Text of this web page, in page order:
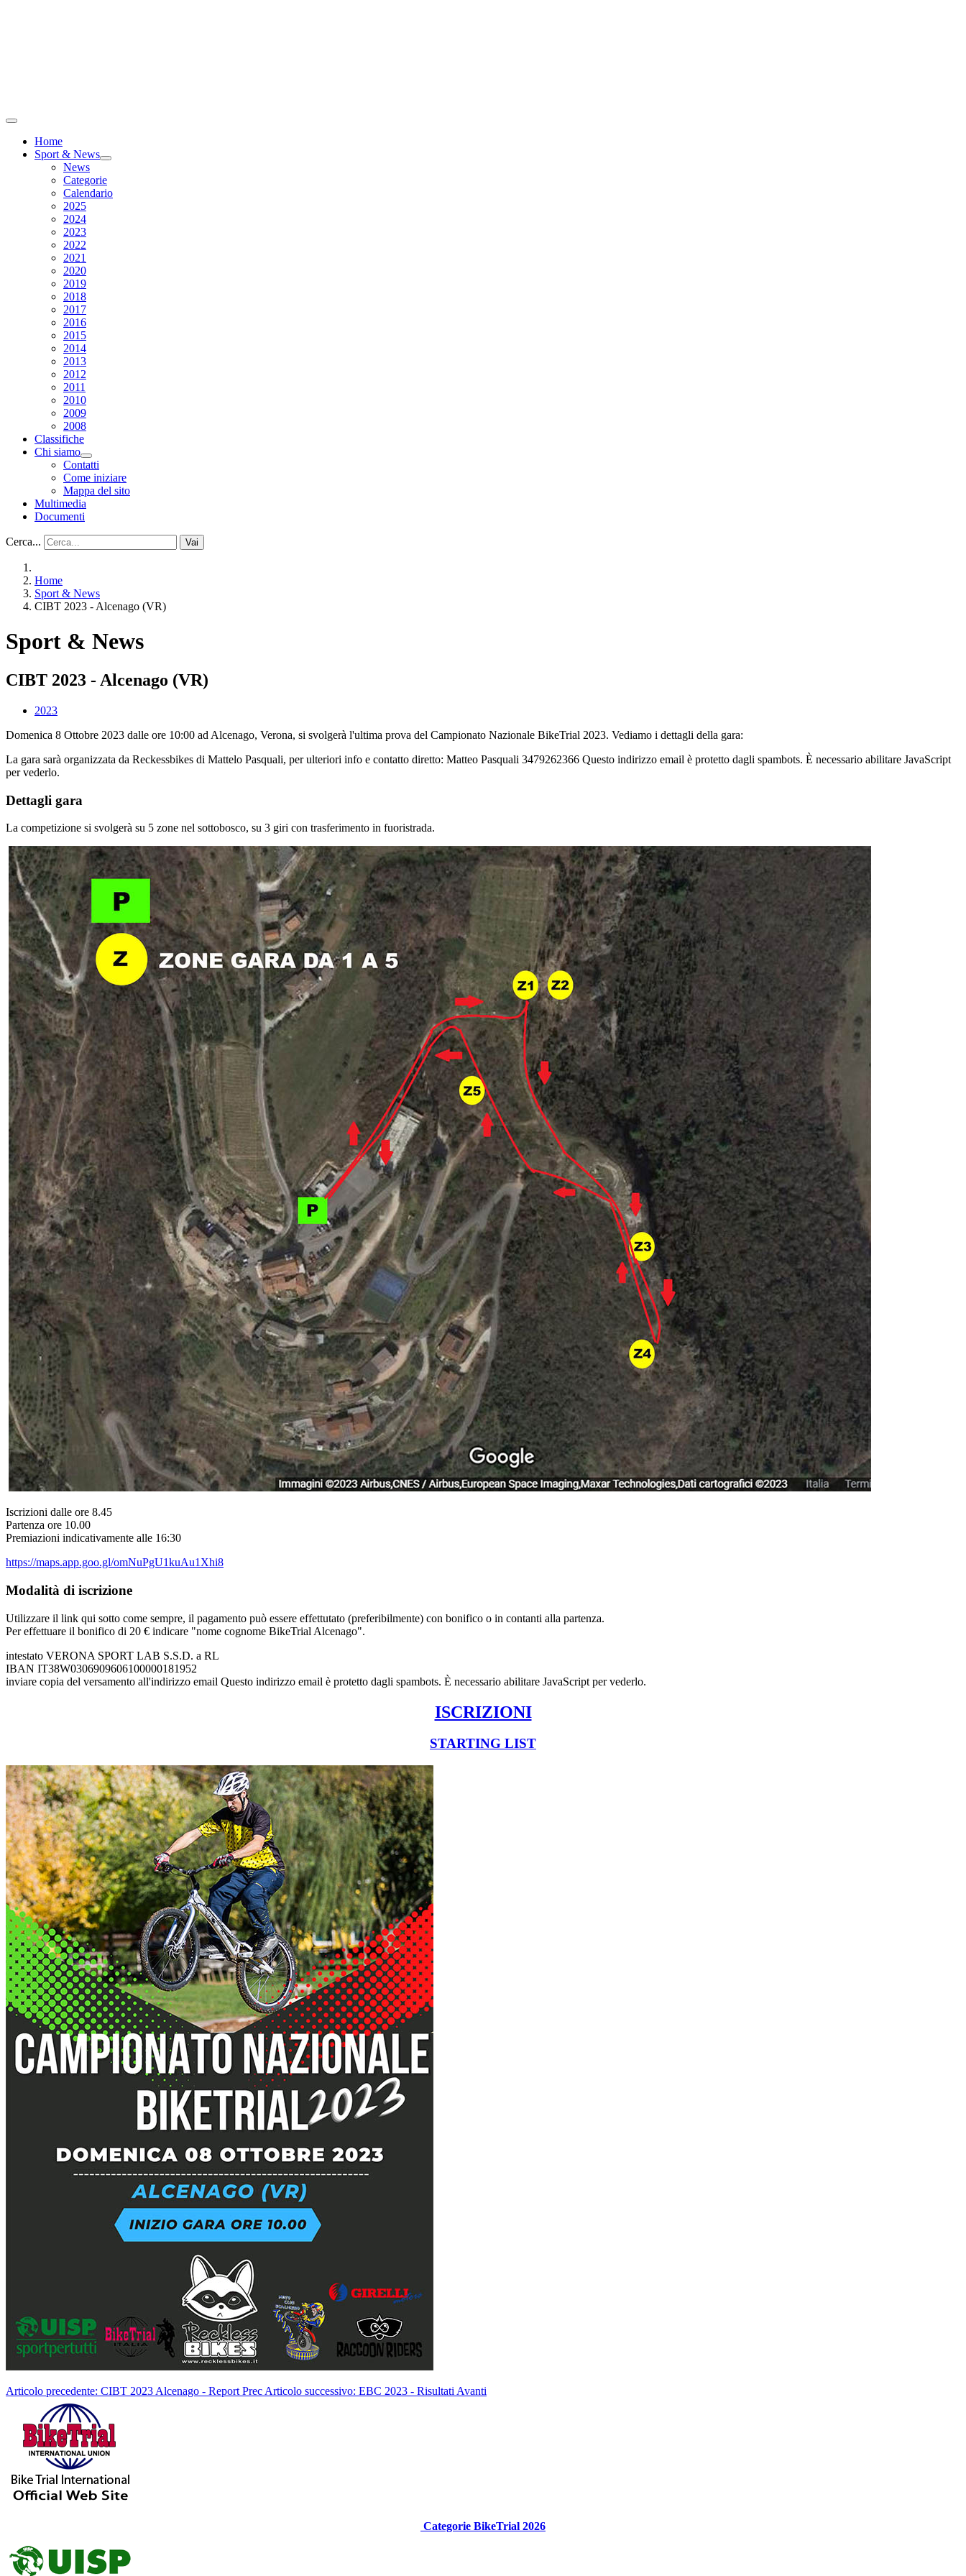
Home
Sport & News
News
Categorie
Calendario
2025
2024
2023
2022
2021
2020
2019
2018
2017
2016
2015
2014
2013
2012
2011
2010
2009
2008
Classifiche
Chi siamo
Contatti
Come iniziare
Mappa del sito
Multimedia
Documenti
Cerca... Vai
Home
Sport & News
CIBT 2023 - Alcenago (VR)
Sport & News
CIBT 2023 - Alcenago (VR)
2023
Domenica 8 Ottobre 2023 dalle ore 10:00 ad Alcenago, Verona, si svolgerà l'ultima prova del Campionato Nazionale BikeTrial 2023. Vediamo i dettagli della gara:
La gara sarà organizzata da Reckessbikes di Mattelo Pasquali, per ulteriori info e contatto diretto: Matteo Pasquali 3479262366 Questo indirizzo email è protetto dagli spambots. È necessario abilitare JavaScript
per vederlo.
Dettagli gara
La competizione si svolgerà su 5 zone nel sottobosco, su 3 giri con trasferimento in fuoristrada.
Iscrizioni dalle ore 8.45
Partenza ore 10.00
Premiazioni indicativamente alle 16:30
https://maps.app.goo.gl/omNuPgU1kuAu1Xhi8
Modalità di iscrizione
Utilizzare il link qui sotto come sempre, il pagamento può essere effettutato (preferibilmente) con bonifico o in contanti alla partenza.
Per effettuare il bonifico di 20 € indicare "nome cognome BikeTrial Alcenago".
intestato VERONA SPORT LAB S.S.D. a RL
IBAN IT38W0306909606100000181952
inviare copia del versamento all'indirizzo email Questo indirizzo email è protetto dagli spambots. È necessario abilitare JavaScript per vederlo.
ISCRIZIONI
STARTING LIST
Articolo precedente: CIBT 2023 Alcenago - Report Prec Articolo successivo: EBC 2023 - Risultati Avanti
Categorie BikeTrial 2026